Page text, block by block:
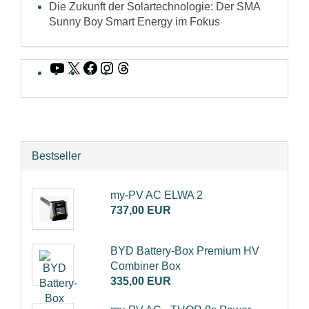
Die Zukunft der Solartechnologie: Der SMA
Sunny Boy Smart Energy im Fokus
YouTube
X Facebook
Instagram
Bestseller
my-PV AC ELWA 2
737,00 EUR
BYD Battery-Box Premium HV
Combiner Box
335,00 EUR